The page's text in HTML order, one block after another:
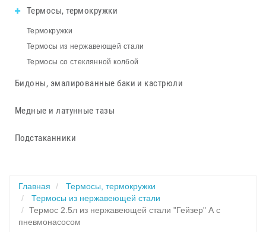
Термосы, термокружки
Термокружки
Термосы из нержавеющей стали
Термосы со стеклянной колбой
Бидоны, эмалированные баки и кастрюли
Медные и латунные тазы
Подстаканники
Главная
Термосы, термокружки
Термосы из нержавеющей стали
Термос 2.5л из нержавеющей стали "Гейзер" А с
пневмонасосом